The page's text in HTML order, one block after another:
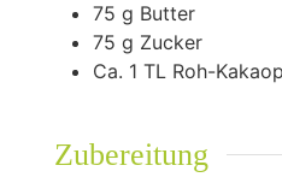
75 g Butter
75 g Zucker
Ca. 1 TL Roh-
Zubereitung